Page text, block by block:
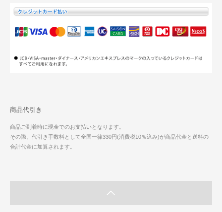
商品代引き
商品ご到着時に現金でのお支払いとなります。
その際、代引き手数料として全国一律330円(消費税10％込み)が商品代金と送料の
合計代金に加算されます。